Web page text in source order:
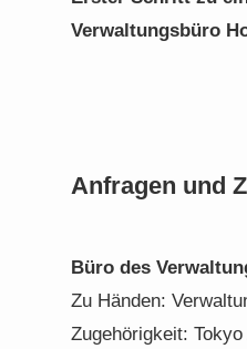
Verwaltungsbüro
Anfragen und
Büro des
Zu Händen:
Zugehörigkeit: